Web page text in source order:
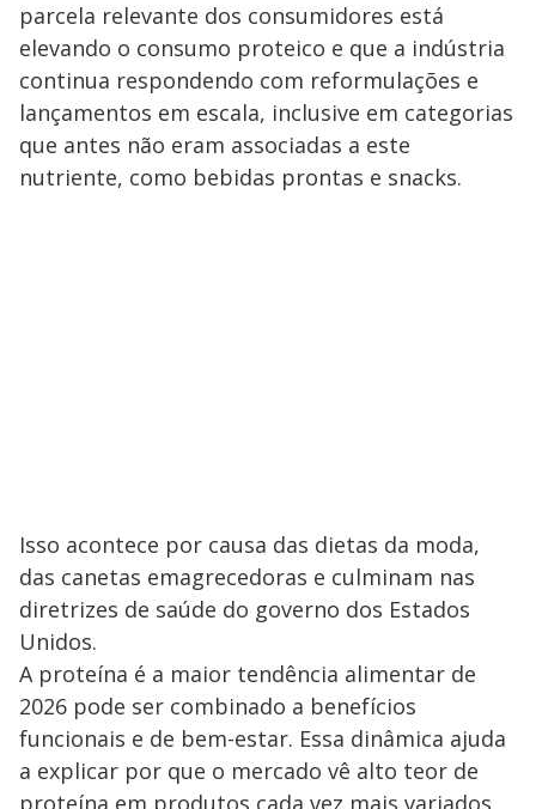
parcela relevante dos consumidores está
elevando o consumo proteico e que a indústria
continua respondendo com reformulações e
lançamentos em escala, inclusive em categorias
que antes não eram associadas a este
nutriente, como bebidas prontas e snacks.
Isso acontece por causa das dietas da moda,
das canetas emagrecedoras e culminam nas
diretrizes de saúde do governo dos Estados
Unidos.
A proteína é a maior tendência alimentar de
2026 pode ser combinado a benefícios
funcionais e de bem-estar. Essa dinâmica ajuda
a explicar por que o mercado vê alto teor de
proteína em produtos cada vez mais variados,